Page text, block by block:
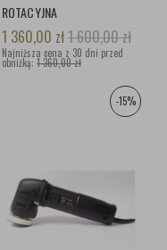
ROTACYJNA
1 360,00 zł1 600,00zł
Najniższa cena z 30 dni przed
obniżką: 1 360,00 zł
-15%